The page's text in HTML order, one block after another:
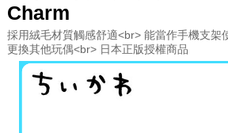
Charm
採用絨毛材質觸感舒適<br> 能當作手機支架
更換其他玩偶<br> 日本正版授權商品